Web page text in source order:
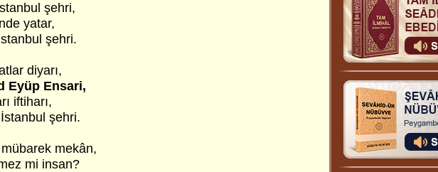
şehri,
yatar,
şehri.
diyarı,
Eyüp Ensari,
iftiharı,
şehri.
mekân,
mi insan?